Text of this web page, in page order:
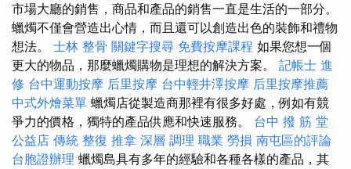
市場大廳的銷售，商品和產品的銷售一直是生活的一部分。
蠟燭不僅會營造出心情，而且還可以創造出色的裝飾和禮物
想法。 士林 整骨 關鍵字搜尋 免費按摩課程 如果您想一個
更大的物品，那麼蠟燭購物是理想的解決方案。 記帳士 進
修 台中運動按摩 后里按摩 台中輕井澤按摩 后里按摩推薦
中式外燴菜單 蠟燭店從製造商那裡有很多好處，例如有競
爭力的價格，獨特的產品供應和快速服務。 台中 撥 筋 堂
公益店 傳統 整復 推拿 深層 調理 職業 勞損 南屯區的評論
台胞證辦理 蠟燭島具有多年的經驗和各種各樣的產品，其